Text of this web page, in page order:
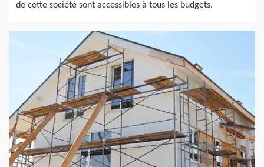
de cette société sont accessibles à tous les budgets.